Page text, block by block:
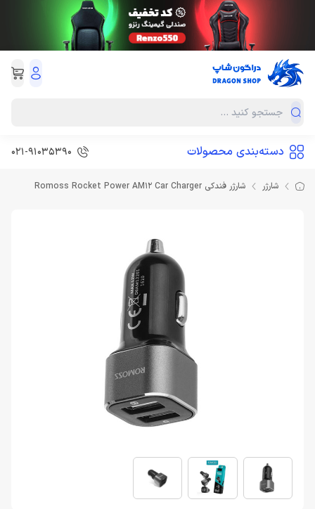
دسته‌بندی محصولات 021-91035390
شارژر شارژر فندکی Romoss Rocket Power AM12 Car Charger